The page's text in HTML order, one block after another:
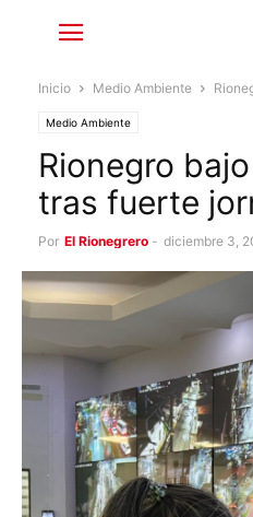
Inicio Medio Ambiente
Medio Ambiente
Rionegro
tras fuerte
Por El Rionegrero - diciembre 3,